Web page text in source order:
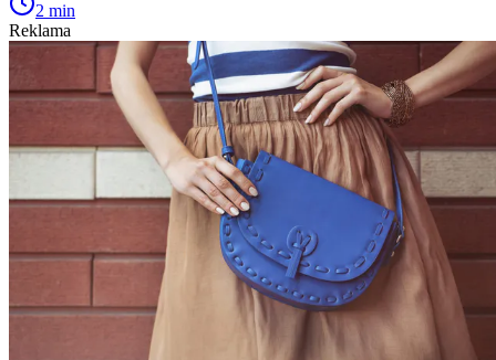
2 min
Reklama